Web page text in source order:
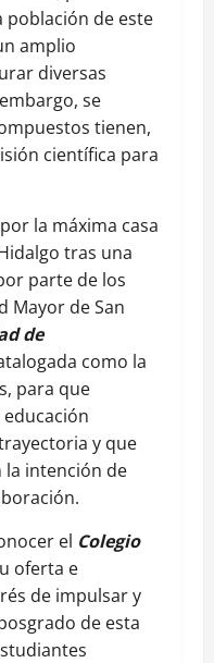
población de este
amplio
diversas
se
tienen,
científica para
la máxima casa
tras una
parte de los
Mayor de San
de
como la
para que
y que
la intención de
el Colegio
oferta e
de impulsar y
de esta